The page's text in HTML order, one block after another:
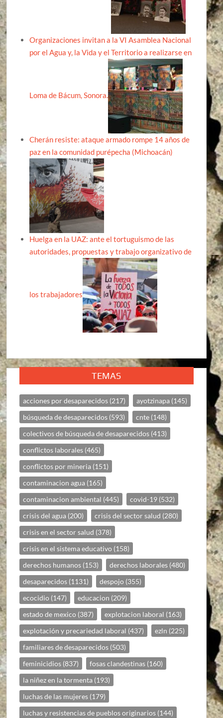
Organizaciones invitan a la VI Asamblea Nacional
por el Agua y, la Vida y el Territorio a realizarse en
Loma de Bácum, Sonora.
Cherán resiste: ataque armado rompe 14 años de
paz en la comunidad purépecha (Michoacán)
Huelga en la UAZ: ante el tortuguismo de las
autoridades, propuestas y trabajo organizativo de
los trabajadores
TEMAS
acciones por desaparecidos (217) ayotzinapa (145)
búsqueda de desaparecidos (593) cnte (148)
colectivos de búsqueda de desaparecidos (413)
conflictos laborales (465)
conflictos por mineria (151)
contaminacion agua (165)
contaminacion ambiental (445) covid-19 (532)
crisis del agua (200) crisis del sector salud (280)
crisis en el sector salud (378)
crisis en el sistema educativo (158)
derechos humanos (153) derechos laborales (480)
desaparecidos (1131) despojo (355)
ecocidio (147) educacion (209)
estado de mexico (387) explotacion laboral (163)
explotación y precariedad laboral (437) ezln (225)
familiares de desaparecidos (503)
feminicidios (837) fosas clandestinas (160)
la niñez en la tormenta (193)
luchas de las mujeres (179)
luchas y resistencias de pueblos originarios (144)